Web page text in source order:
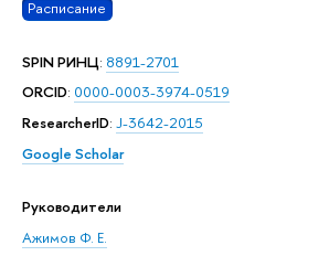
Расписание
SPIN РИНЦ: 8891-2701
ORCID: 0000-0003-3974-0519
ResearcherID: J-3642-2015
Google Scholar
Руководители
Ажимов Ф. Е.